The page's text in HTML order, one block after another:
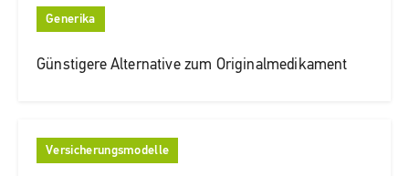
Günstigere Alternative zum Originalmedikament
Generika
Versicherungsmodelle